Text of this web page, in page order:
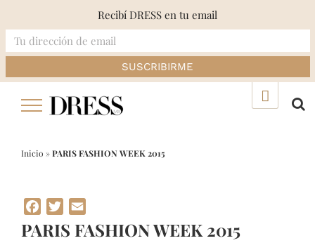
Inicio »PARIS FASHION WEEK 2015
Facebook
Twitter
PARIS FASHION WEEK 2015
Recibí DRESS en tu email